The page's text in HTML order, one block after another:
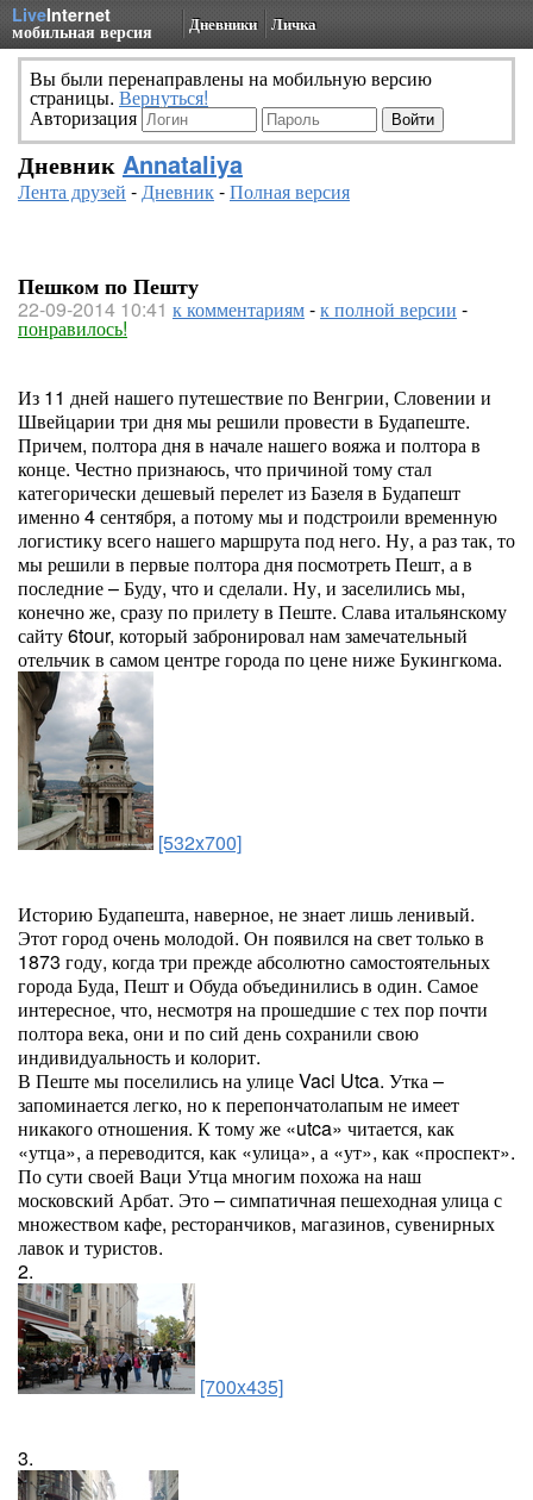
LiveInternet
мобильная версия Дневники Личка
Вы были перенаправлены на мобильную версию
страницы. Вернуться!
Авторизация
Дневник Annataliya
Лента друзей -Дневник-Полная версия
Пешком по Пешту
22-09-2014 10:41 к комментариям-к полной версии -
понравилось!
Из 11 дней нашего путешествие по Венгрии, Словении и
Швейцарии три дня мы решили провести в Будапеште.
Причем, полтора дня в начале нашего вояжа и полтора в
конце. Честно признаюсь, что причиной тому стал
категорически дешевый перелет из Базеля в Будапешт
именно 4 сентября, а потому мы и подстроили временную
логистику всего нашего маршрута под него. Ну, а раз так, то
мы решили в первые полтора дня посмотреть Пешт, а в
последние – Буду, что и сделали. Ну, и заселились мы,
конечно же, сразу по прилету в Пеште. Слава итальянскому
сайту 6tour, который забронировал нам замечательный
отельчик в самом центре города по цене ниже Букингкома.
[532x700]
Историю Будапешта, наверное, не знает лишь ленивый.
Этот город очень молодой. Он появился на свет только в
1873 году, когда три прежде абсолютно самостоятельных
города Буда, Пешт и Обуда объединились в один. Самое
интересное, что, несмотря на прошедшие с тех пор почти
полтора века, они и по сий день сохранили свою
индивидуальность и колорит.
В Пеште мы поселились на улице Vaci Utca. Утка –
запоминается легко, но к перепончатолапым не имеет
никакого отношения. К тому же «utca» читается, как
«утца», а переводится, как «улица», а «ут», как «проспект».
По сути своей Ваци Утца многим похожа на наш
московский Арбат. Это – симпатичная пешеходная улица с
множеством кафе, ресторанчиков, магазинов, сувенирных
лавок и туристов.
2.
[700x435]
3.